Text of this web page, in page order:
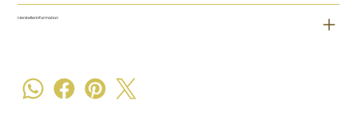
Herstellerinformation